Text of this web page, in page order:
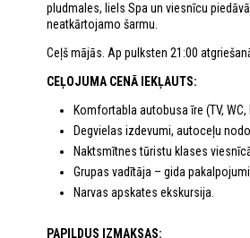
pludmales, liels Spa un viesnīcu
neatkārtojamo šarmu.
Ceļš mājās. Ap pulksten 21:00
CEĻOJUMA CENĀ IEKĻAUTS:
Komfortabla autobusa īre (TV,
Degvielas izdevumi, autoceļu
Naktsmītnes tūristu klases
Grupas vadītāja – gida
Narvas apskates ekskursija.
PAPILDUS IZMAKSAS: